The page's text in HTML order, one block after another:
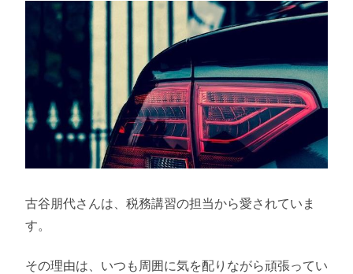
古谷朋代さんは、税務講習の担当から愛されていま
す。
その理由は、いつも周囲に気を配りながら頑張ってい